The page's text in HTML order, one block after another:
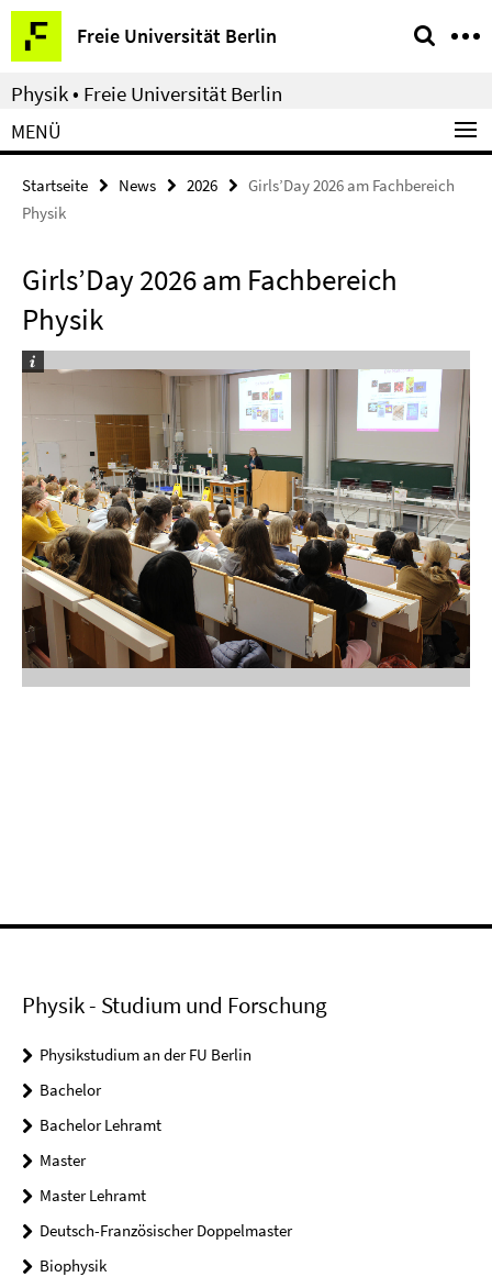
Springe
direkt
zu
Inhalt
Freie Universität Berlin
Service-
Navigation
Physik • Freie Universität Berlin
MENÜ
Startseite News 2026
Girls’Day 2026 am Fachbereich
Physik
Girls’Day 2026 am Fachbereich
Physik
Physik - Studium und Forschung
Physikstudium an der FU Berlin
Bachelor
Bachelor Lehramt
Master
Master Lehramt
Deutsch-Französischer Doppelmaster
Biophysik